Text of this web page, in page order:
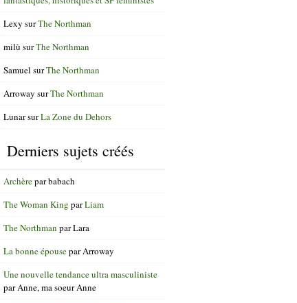
Lexy surThe Northman
milù surThe Northman
Samuel surThe Northman
Arroway surThe Northman
LunarsurLa Zone du Dehors
Derniers sujets créés
Archèreparbabach
The Woman King parLiam
The Northman parLara
La bonne épouseparArroway
Une nouvelle tendance ultra masculiniste
parAnne, ma soeur Anne